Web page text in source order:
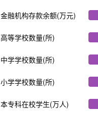
金融机构存款余额(万元)
高等学校数量(所)
中学学校数量(所)
小学学校数量(所)
本专科在校学生(万人)